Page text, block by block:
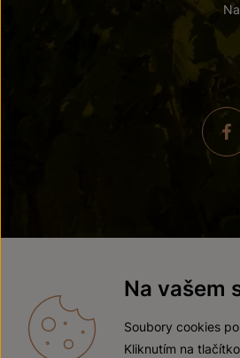
Na vašem
Soubory cookies
Kliknutím na